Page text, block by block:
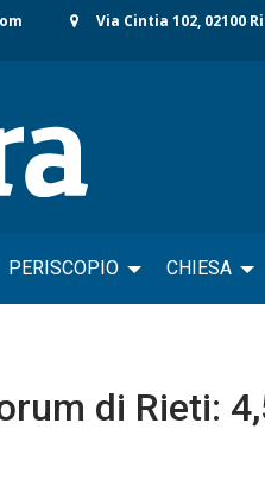
Via Cintia 102, 02100
PERISCOPIO CHIESA
di Rieti: